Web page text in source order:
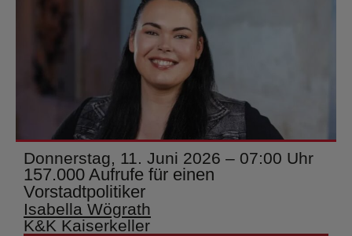
Donnerstag, 11. Juni 2026 – 07:00 Uhr
157.000 Aufrufe für einen
Vorstadtpolitiker
Isabella Wögrath
K&K Kaiserkeller